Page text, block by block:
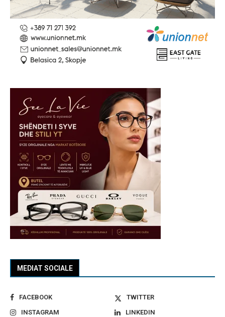
MEDIAT SOCIALE
FACEBOOK
TWITTER
INSTAGRAM
LINKEDIN